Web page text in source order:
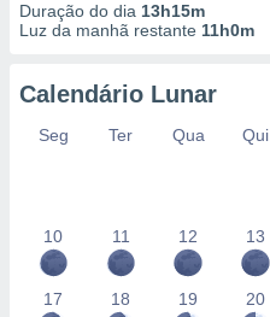
Duração do dia 13h15m
Luz da manhã restante 11h0m
Calendário Lunar
Seg Ter Qua Qui
10 11 12 13
17 18 19 20